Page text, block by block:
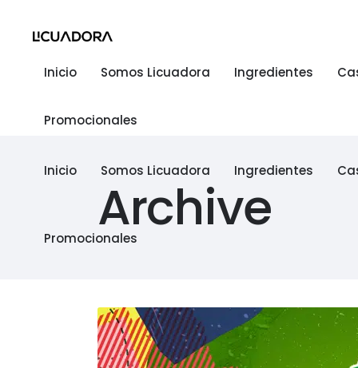
Inicio Somos Licuadora Ingredientes
Promocionales
Inicio Somos Licuadora Ingredientes
Promocionales
Archive